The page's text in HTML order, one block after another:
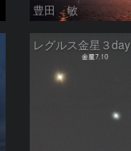
豊田 敏
レグルス金星３day